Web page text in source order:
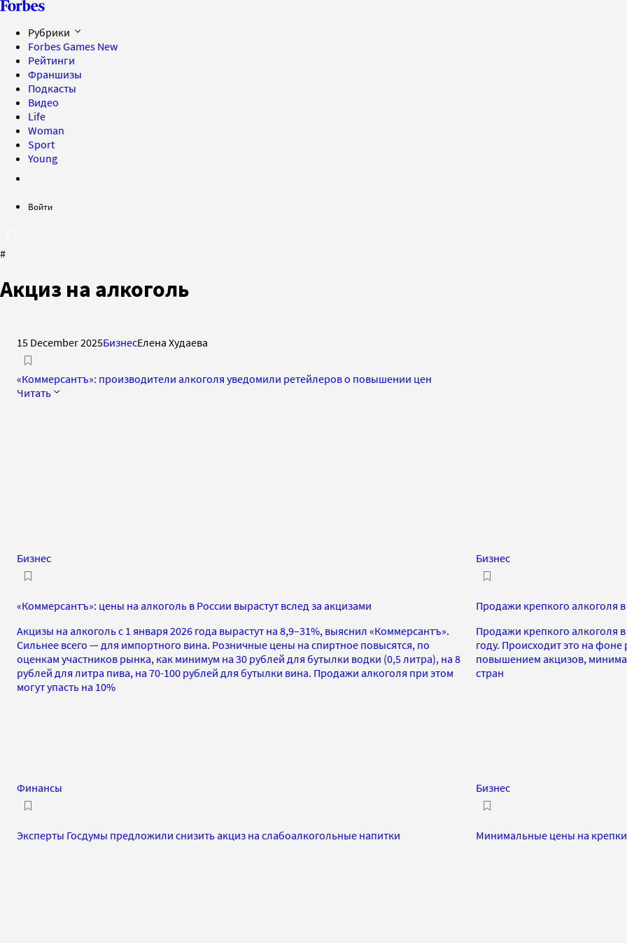
Рубрики
Forbes Games New
Рейтинги
Франшизы
Подкасты
Видео
Life
Woman
Sport
Young
Войти
#
Акциз на алкоголь
15 December 2025БизнесЕлена Худаева
«Коммерсантъ»: производители алкоголя уведомили ретейлеров о повышении цен
Читать
Бизнес
«Коммерсантъ»: цены на алкоголь в России вырастут вслед за акцизами
Акцизы на алкоголь с 1 января 2026 года вырастут на 8,9–31%, выяснил «Коммерсантъ».
Сильнее всего — для импортного вина. Розничные цены на спиртное повысятся, по
оценкам участников рынка, как минимум на 30 рублей для бутылки водки (0,5 литра), на 8
рублей для литра пива, на 70-100 рублей для бутылки вина. Продажи алкоголя при этом
могут упасть на 10%
Бизнес
Продажи крепкого алкоголя
Продажи крепкого алкоголя
году. Происходит это на
повышением акцизов,
стран
Финансы
Эксперты Госдумы предложили снизить акциз на слабоалкогольные напитки
Бизнес
Минимальные цены на